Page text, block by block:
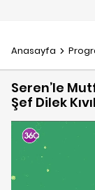
Anasayfa
Seren’le
Şef Dilek